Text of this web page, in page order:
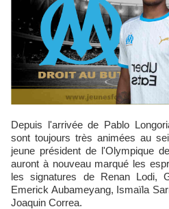
Depuis l'arrivée de Pablo Longoria, les périodes de mercato
sont toujours très animées au
jeune président de l'Olympique
auront à nouveau marqué les
les signatures de Renan Lodi,
Emerick Aubameyang, Ismaïla
Joaquin Correa.